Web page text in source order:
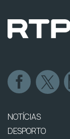
NOTÍCIAS
DESPORTO